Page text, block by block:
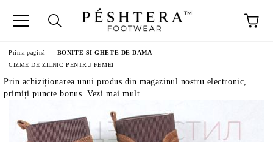
Prima pagină
BONITE SI GHETE DE DAMA
CIZME DE ZILNIC PENTRU FEMEI
Prin achiziționarea unui produs din magazinul nostru electronic,
primiți puncte bonus. Vezi mai mult ...